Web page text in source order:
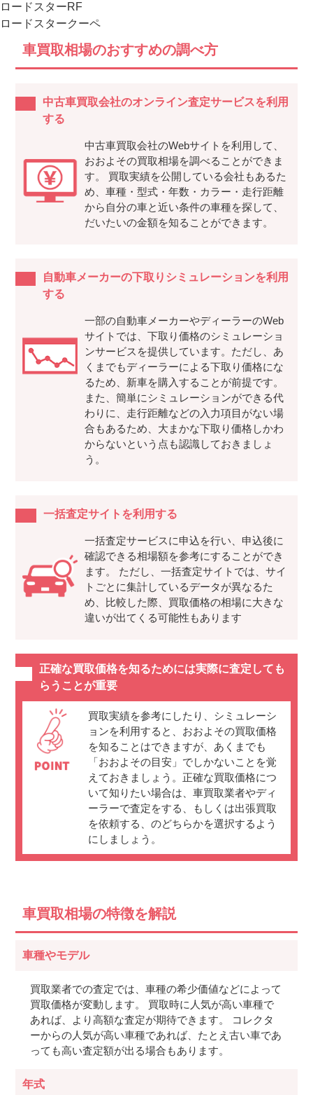
ロードスターRF
ロードスタークーペ
車買取相場のおすすめの調べ方
中古車買取会社のオンライン査定サービスを利用
する
中古車買取会社のWebサイトを利用して、
おおよその買取相場を調べることができま
す。 買取実績を公開している会社もあるた
め、車種・型式・年数・カラー・走行距離
から自分の車と近い条件の車種を探して、
だいたいの金額を知ることができます。
自動車メーカーの下取りシミュレーションを利用
する
一部の自動車メーカーやディーラーのWeb
サイトでは、下取り価格のシミュレーショ
ンサービスを提供しています。ただし、あ
くまでもディーラーによる下取り価格にな
るため、新車を購入することが前提です。
また、簡単にシミュレーションができる代
わりに、走行距離などの入力項目がない場
合もあるため、大まかな下取り価格しかわ
からないという点も認識しておきましょ
う。
一括査定サイトを利用する
一括査定サービスに申込を行い、申込後に
確認できる相場額を参考にすることができ
ます。 ただし、一括査定サイトでは、サイ
トごとに集計しているデータが異なるた
め、比較した際、買取価格の相場に大きな
違いが出てくる可能性もあります
正確な買取価格を知るためには実際に査定しても
らうことが重要
買取実績を参考にしたり、シミュレーシ
ョンを利用すると、おおよその買取価格
を知ることはできますが、あくまでも
「おおよその目安」でしかないことを覚
えておきましょう。正確な買取価格につ
いて知りたい場合は、車買取業者やディ
ーラーで査定をする、もしくは出張買取
を依頼する、のどちらかを選択するよう
にしましょう。
車買取相場の特徴を解説
車種やモデル
買取業者での査定では、車種の希少価値などによって
買取価格が変動します。 買取時に人気が高い車種で
あれば、より高額な査定が期待できます。 コレクタ
ーからの人気が高い車種であれば、たとえ古い車であ
っても高い査定額が出る場合もあります。
年式